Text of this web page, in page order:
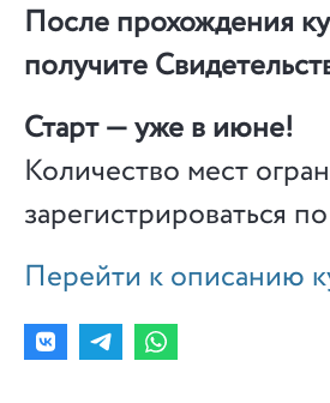
После прохождения
получите
Старт — уже в июне!
Количество мест
зарегистрироваться
Перейти к описанию